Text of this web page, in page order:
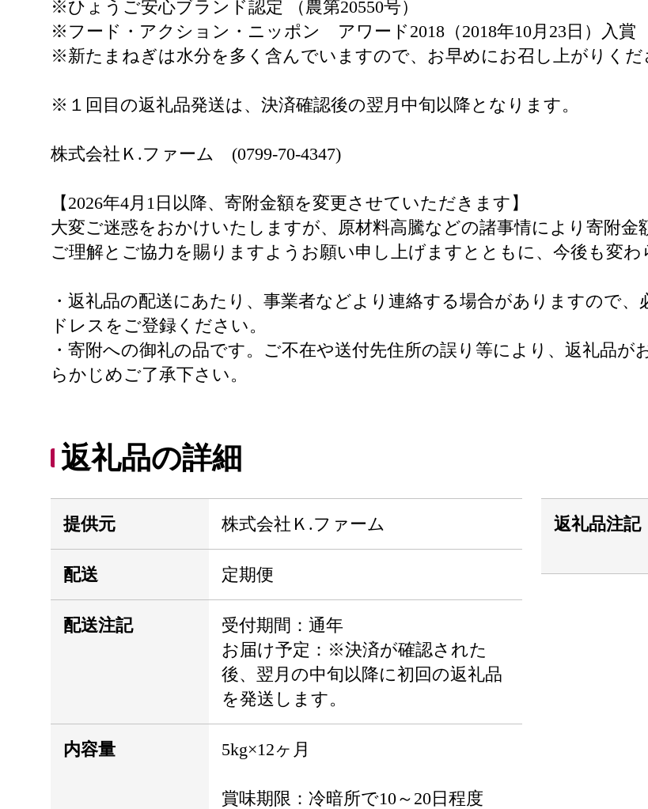
※ひょうご安心ブランド認定 （農第20550号）
※フード・アクション・ニッポン アワード2018（2018年10月23日）入賞
※新たまねぎは水分を多く含んでいますので、お早めにお召し上がりくだ
※１回目の返礼品発送は、決済確認後の翌月中旬以降となります。
株式会社Ｋ.ファーム (0799-70-4347)
【2026年4月1日以降、寄附金額を変更させていただきます】
大変ご迷惑をおかけいたしますが、原材料高騰などの諸事情により寄附金
ご理解とご協力を賜りますようお願い申し上げますとともに、今後も変わ
・返礼品の配送にあたり、事業者などより連絡する場合がありますので
ドレスをご登録ください。
・寄附への御礼の品です。ご不在や送付先住所の誤り等により、返礼品
らかじめご了承下さい。
返礼品の詳細
提供元 株式会社Ｋ.ファーム
配送 定期便
配送注記
受付期間：通年
お届け予定：※決済が確認された
後、翌月の中旬以降に初回の返礼品
を発送します。
内容量 5kg×12ヶ月
賞味期限：冷暗所で10～20日程度
返礼品注記